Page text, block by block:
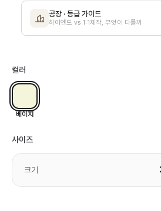
공장 · 등급 가이드
하이엔드 vs 1:1제작, 무엇이 다를까
컬러
베이지
사이즈
크기